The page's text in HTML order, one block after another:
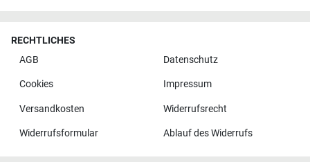
RECHTLICHES
AGB
Datenschutz
Cookies Impressum
Versandkosten Widerrufsrecht
Widerrufsformular Ablauf des Widerrufs